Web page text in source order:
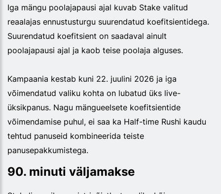
Iga mängu poolajapausi ajal kuvab Stake valitud
reaalajas ennustusturgu suurendatud koefitsientidega.
Suurendatud koefitsient on saadaval ainult
poolajapausi ajal ja kaob teise poolaja alguses.
Kampaania kestab kuni 22. juulini 2026 ja iga
võimendatud valiku kohta on lubatud üks live-
üksikpanus. Nagu mängueelsete koefitsientide
võimendamise puhul, ei saa ka Half-time Rushi kaudu
tehtud panuseid kombineerida teiste
panusepakkumistega.
90. minuti väljamakse